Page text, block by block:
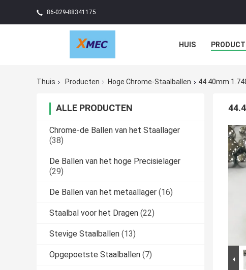
86-029-88341175
HUIS
Thuis Producten Hoge Chrome-Staalballen 44.40mm
ALLE PRODUCTEN
Chrome-de Ballen van het Staallager
(38)
De Ballen van het hoge Precisielager
(29)
De Ballen van het metaallager (16)
Staalbal voor het Dragen (22)
Stevige Staalballen (13)
Opgepoetste Staalballen (7)